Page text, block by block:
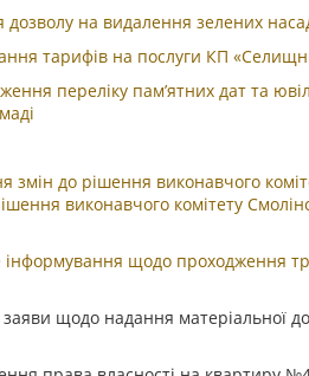
на видалення зелених
тарифів на послуги КП
переліку пам’ятних дат та
до рішення виконавчого
виконавчого комітету
щодо проходження
щодо надання матеріальної